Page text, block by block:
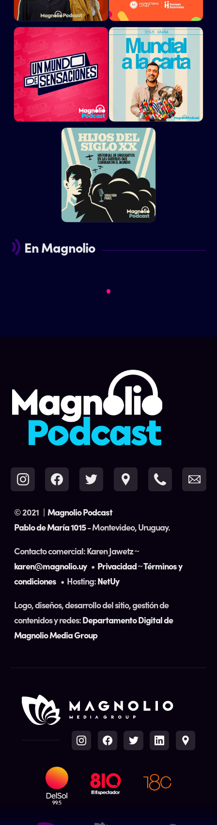
En Magnolio
© 2021 |Magnolio Podcast
Pablo de María 1015- Montevideo, Uruguay.
Contacto comercial: Karen Jawetz ~
karen@magnolio.uy• Privacidad~Términos y
condiciones • Hosting:NetUy
Logo, diseños, desarrollo del sitio, gestión de
contenidos y redes:Departamento Digital de
Magnolio Media Group